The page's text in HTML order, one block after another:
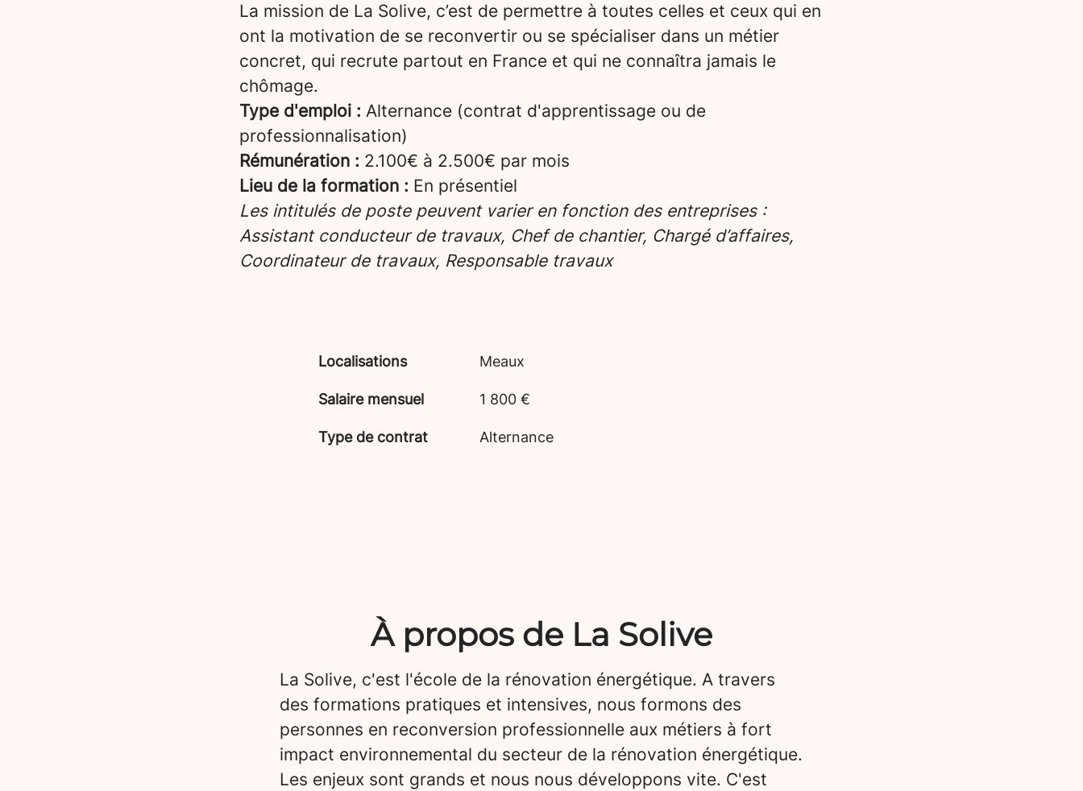
La mission de La Solive, c’est de permettre à toutes celles et ceux qui en
ont la motivation de se reconvertir ou se spécialiser dans un métier
concret, qui recrute partout en France et qui ne connaîtra jamais le
chômage.
Type d'emploi : Alternance (contrat d'apprentissage ou de
professionnalisation)
Rémunération : 2.100€ à 2.500€ par mois
Lieu de la formation : En présentiel
Les intitulés de poste peuvent varier en fonction des entreprises :
Assistant conducteur de travaux, Chef de chantier, Chargé d’affaires,
Coordinateur de travaux, Responsable travaux
Localisations Meaux
Salaire mensuel 1 800 €
Type de contrat Alternance
À propos de La Solive
La Solive, c'est l'école de la rénovation énergétique. A travers
des formations pratiques et intensives, nous formons des
personnes en reconversion professionnelle aux métiers à fort
impact environnemental du secteur de la rénovation énergétique.
Les enjeux sont grands et nous nous développons vite. C'est